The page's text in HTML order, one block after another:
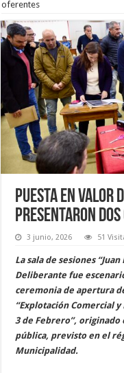
oferentes
Puesta en valor
presentaron
3 junio, 2026 51
La sala de sesiones
Deliberante fue
ceremonia de apertura
“Explotación Comercial
3 de Febrero”,
pública, previsto en el
Municipalidad.